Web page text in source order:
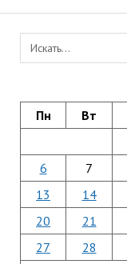
Пн Вт
6
7
13
14
20
21
27
28